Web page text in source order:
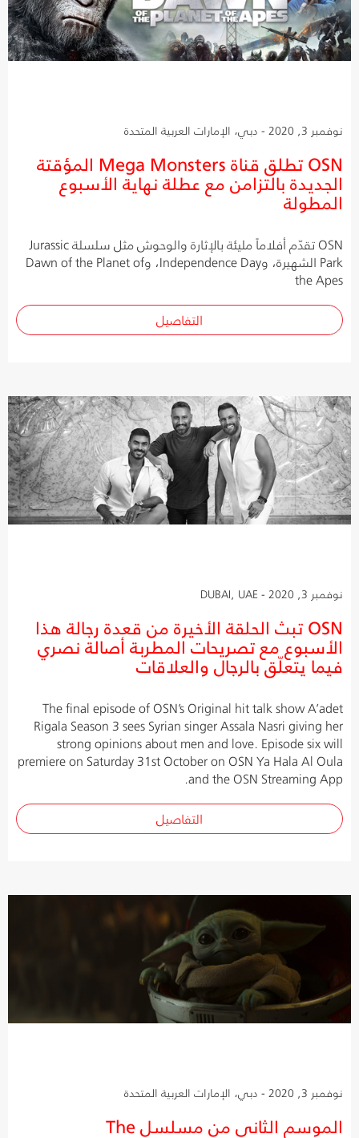
نوفمبر 3, 2020 - دبي، الإمارات العربية المتحدة
OSN تطلق قناة Mega Monsters المؤقتة
الجديدة بالتزامن مع عطلة نهاية الأسبوع
المطولة
OSN تقدّم أفلاماً مليئة بالإثارة والوحوش مثل سلسلة Jurassic
Park الشهيرة، وIndependence Day، وDawn of the Planet of
the Apes
التفاصيل
نوفمبر 3, 2020 - DUBAI, UAE
OSN تبث الحلقة الأخيرة من قعدة رجالة هذا
الأسبوع مع تصريحات المطربة أصالة نصري
فيما يتعلّق بالرجال والعلاقات
The final episode of OSN’s Original hit talk show A’adet
Rigala Season 3 sees Syrian singer Assala Nasri giving her
strong opinions about men and love. Episode six will
premiere on Saturday 31st October on OSN Ya Hala Al Oula
and the OSN Streaming App.
التفاصيل
نوفمبر 3, 2020 - دبي، الإمارات العربية المتحدة
الموسم الثاني من مسلسل The